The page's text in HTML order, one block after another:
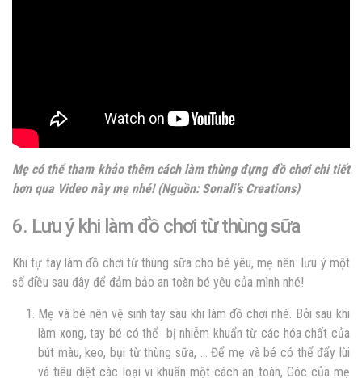
Mẹ có thể tham khảo thêm cách làm thùng đựng đồ chơi chi tiết
hơn qua Video này mẹ nhé! (Nguồn: Sonali’s Creations)
6. Lưu ý khi làm đồ chơi từ thùng sữa
Khi tự tay làm đồ chơi từ thùng sữa cho bé yêu, mẹ nên lưu ý một
số điều sau đây để đảm bảo an toàn bé yêu của mình nhé!
Mẹ và bé nên vệ sinh tay sau khi làm đồ chơi nhé. Bởi sau khi
làm xong, tay bé có thể bị nhiễm khuẩn từ các hóa chất của
bút màu, keo, bụi từ thùng sữa, … Để mẹ và bé có thể đẩy lùi
và tiêu diệt các loại vi khuẩn một cách an toàn, Góc của mẹ